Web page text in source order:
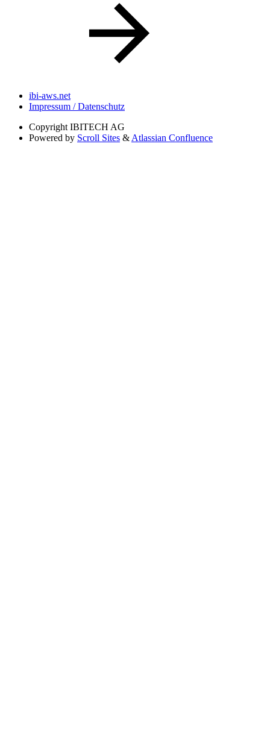
ibi-aws.net
Impressum / Datenschutz
Copyright IBITECH AG
Powered by Scroll Sites &Atlassian Confluence